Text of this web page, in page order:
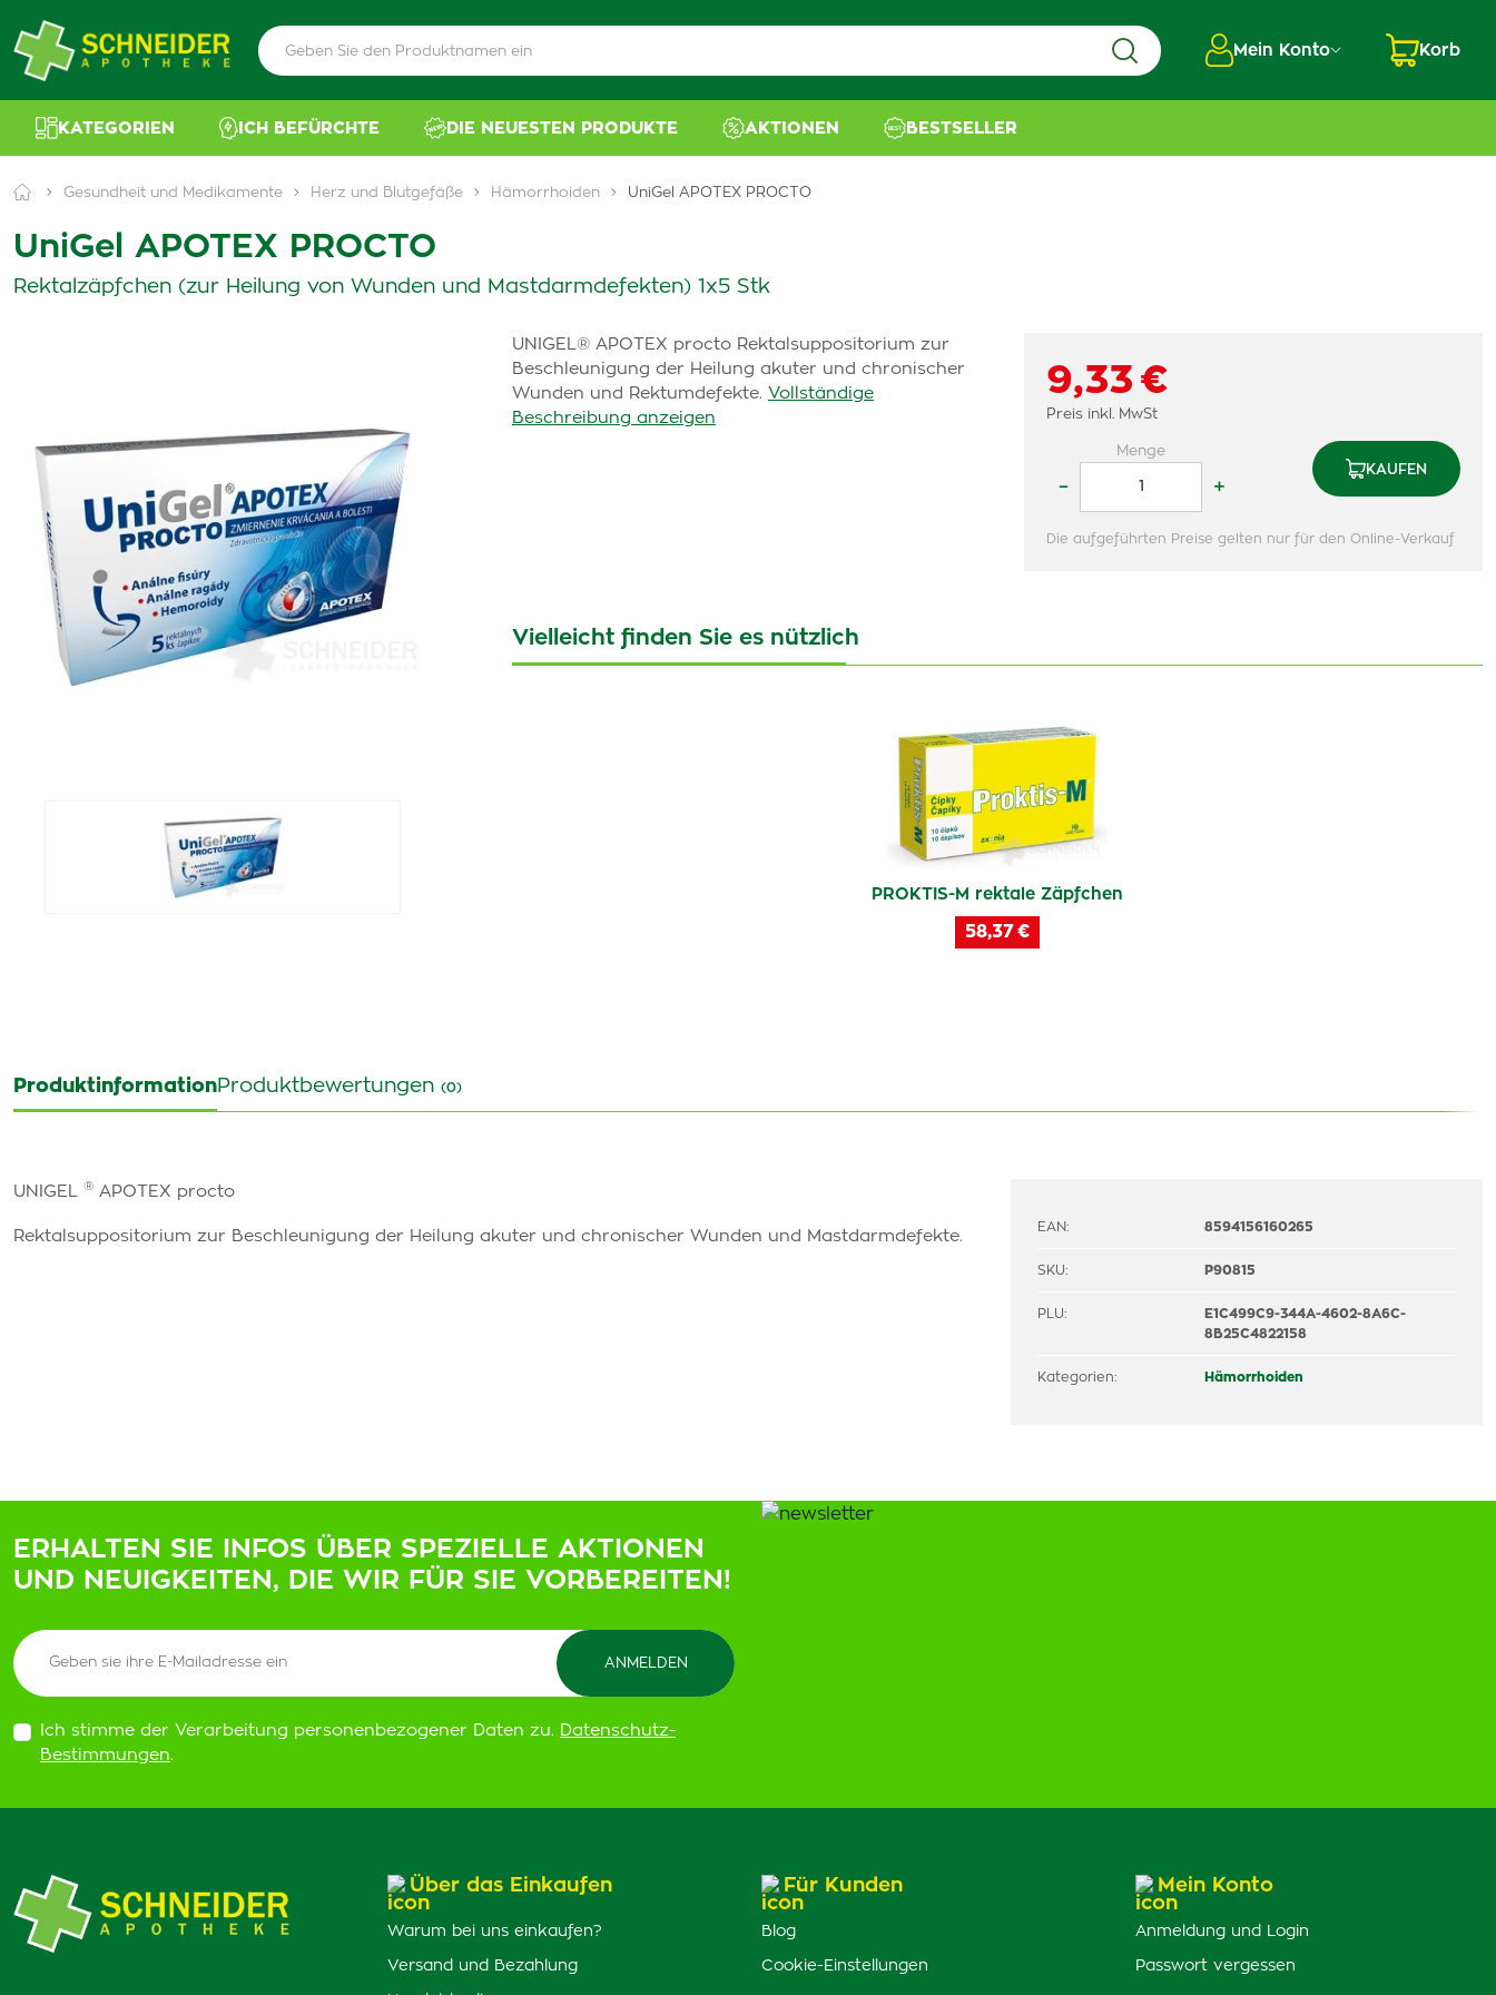
Mein Konto Korb
KATEGORIEN ICH BEFÜRCHTE DIE NEUESTEN PRODUKTE AKTIONEN BESTSELLER
Gesundheit und Medikamente Herz und Blutgefäße Hämorrhoiden UniGel APOTEX PROCTO
UniGel APOTEX PROCTO
Rektalzäpfchen (zur Heilung von Wunden und Mastdarmdefekten) 1x5 Stk
UNIGEL® APOTEX procto Rektalsuppositorium zur
Beschleunigung der Heilung akuter und chronischer
Wunden und Rektumdefekte. Vollständige
Beschreibung anzeigen
9,33 €
Preis inkl. MwSt
Menge
– +
KAUFEN
Die aufgeführten Preise gelten nur für den Online-Verkauf
Vielleicht finden Sie es nützlich
PROKTIS-M rektale Zäpfchen
58,37 €
ProduktinformationProduktbewertungen (0)
UNIGEL ® APOTEX procto
Rektalsuppositorium zur Beschleunigung der Heilung akuter und chronischer Wunden und Mastdarmdefekte.
EAN: 8594156160265
SKU: P90815
PLU:
E1C499C9-344A-4602-8A6C-
8B25C4822158
Kategorien: Hämorrhoiden
ERHALTEN SIE INFOS ÜBER SPEZIELLE AKTIONEN
UND NEUIGKEITEN, DIE WIR FÜR SIE VORBEREITEN!
Ich stimme der Verarbeitung personenbezogener Daten zu. Datenschutz-
Bestimmungen.
Über das Einkaufen
Warum bei uns einkaufen?
Versand und Bezahlung
Für Kunden
Blog
Cookie-Einstellungen
Mein Konto
Anmeldung und Login
Passwort vergessen